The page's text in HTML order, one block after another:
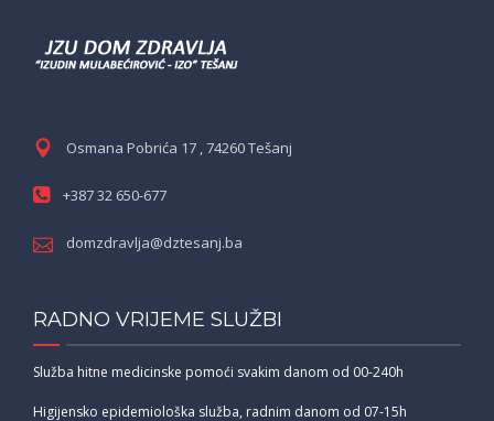
Osmana Pobrića 17 , 74260 Tešanj
+387 32 650-677
domzdravlja@dztesanj.ba
RADNO VRIJEME SLUŽBI
Služba hitne medicinske pomoći svakim danom od 00-240h
Higijensko epidemiološka služba, radnim danom od 07-15h